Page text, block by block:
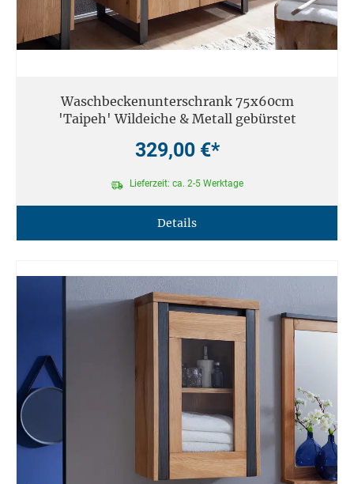
Waschbeckenunterschrank 75x60cm
'Taipeh' Wildeiche & Metall gebürstet
329,00 €*
Lieferzeit: ca. 2-5 Werktage
Details